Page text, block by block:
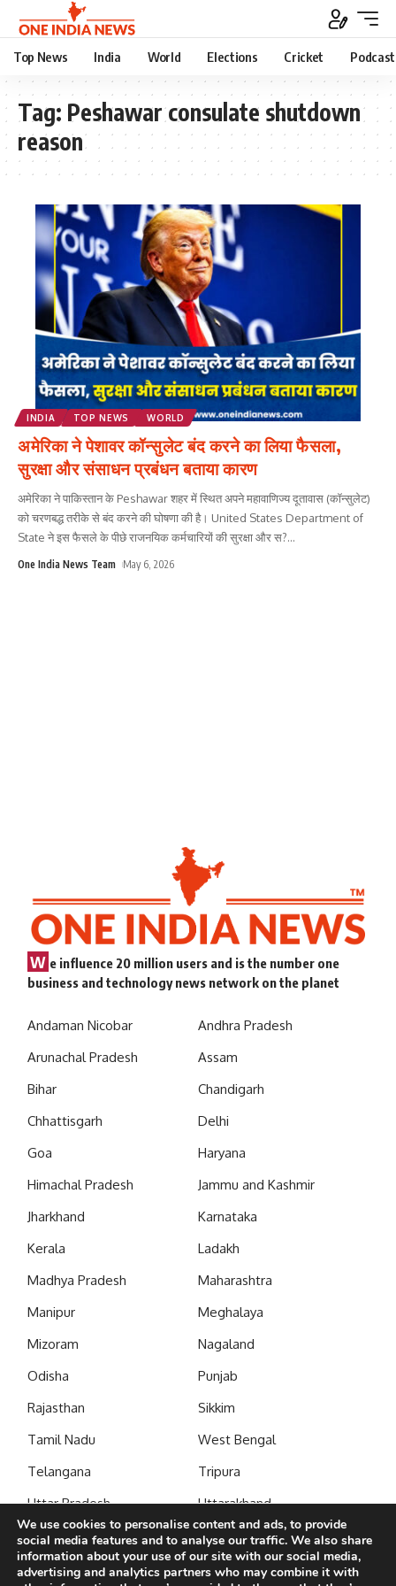
Top News India World Elections Cricket Podcast
Tag: Peshawar consulate shutdown
reason
INDIA TOP NEWS WORLD
अमेरिका ने पेशावर कॉन्सुलेट बंद करने का लिया फैसला,
सुरक्षा और संसाधन प्रबंधन बताया कारण
अमेरिका ने पाकिस्तान के Peshawar शहर में स्थित अपने महावाणिज्य दूतावास (कॉन्सुलेट)
को चरणबद्ध तरीके से बंद करने की घोषणा की है। United States Department of
State ने इस फैसले के पीछे राजनयिक कर्मचारियों की सुरक्षा और स?...
One India News Team May 6, 2026
W e influence 20 million users and is the number one
business and technology news network on the planet
Andaman Nicobar
Andhra Pradesh
Arunachal Pradesh
Assam
Bihar
Chandigarh
Chhattisgarh
Delhi
Goa
Haryana
Himachal Pradesh
Jammu and Kashmir
Jharkhand
Karnataka
Kerala
Ladakh
Madhya Pradesh
Maharashtra
Manipur
Meghalaya
Mizoram
Nagaland
Odisha
Punjab
Rajasthan
Sikkim
Tamil Nadu
West Bengal
Telangana
Tripura
Uttar Pradesh
Uttarakhand
Subscribe to our newsletter to get our newest articles
instantly!
We use cookies to personalise content and ads, to provide
social media features and to analyse our traffic. We also share
information about your use of our site with our social media,
advertising and analytics partners who may combine it with